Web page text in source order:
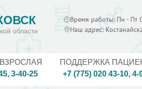
области
Время работы: Пн - Пт
Наш адрес:
, 3-40-25
ПОДДЕРЖКА
+7 (775) 020 43-10, 4-